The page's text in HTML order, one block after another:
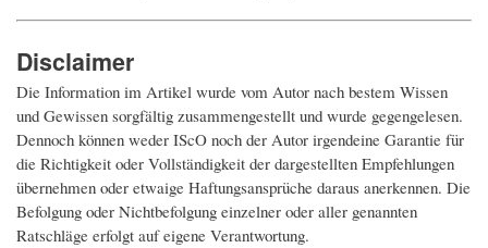
Disclaimer
Die Information im Artikel wurde vom Autor nach bestem Wissen
und Gewissen sorgfältig zusammengestellt und wurde gegengelesen.
Dennoch können weder IScO noch der Autor irgendeine Garantie für
die Richtigkeit oder Vollständigkeit der dargestellten Empfehlungen
übernehmen oder etwaige Haftungsansprüche daraus anerkennen. Die
Befolgung oder Nichtbefolgung einzelner oder aller genannten
Ratschläge erfolgt auf eigene Verantwortung.